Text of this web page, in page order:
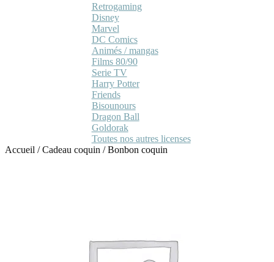
Retrogaming
Disney
Marvel
DC Comics
Animés / mangas
Films 80/90
Serie TV
Harry Potter
Friends
Bisounours
Dragon Ball
Goldorak
Toutes nos autres licenses
Accueil /Cadeau coquin /Bonbon coquin